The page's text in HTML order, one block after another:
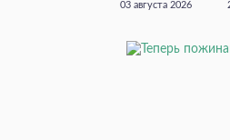
03 августа 2026